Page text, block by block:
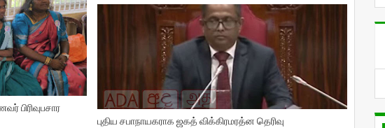
பிரிவுபசார
புதிய சபாநாயகராக ஜகத் விக்கிரமரத்ன தெரிவு